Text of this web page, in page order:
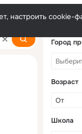
настроить cookie-
Город
Возраст
Школа